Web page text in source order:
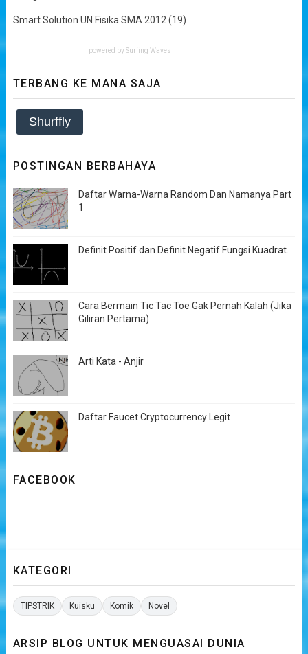
Smart Solution UN Fisika SMA 2012 (19)
powered by Surfing Waves
TERBANG KE MANA SAJA
Shurffly
POSTINGAN BERBAHAYA
Daftar Warna-Warna Random Dan Namanya Part
1
Definit Positif dan Definit Negatif Fungsi Kuadrat.
Cara Bermain Tic Tac Toe Gak Pernah Kalah (Jika
Giliran Pertama)
Arti Kata - Anjir
Daftar Faucet Cryptocurrency Legit
FACEBOOK
KATEGORI
TIPSTRIK Kuisku Komik Novel
ARSIP BLOG UNTUK MENGUASAI DUNIA